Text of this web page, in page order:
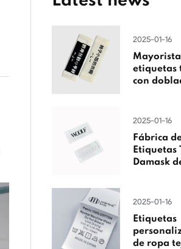
2025-01-16
etiquetas
con
2025-01-16
Fábrica
Etiquetas
Damask
2025-01-16
Etiquetas
de ropa